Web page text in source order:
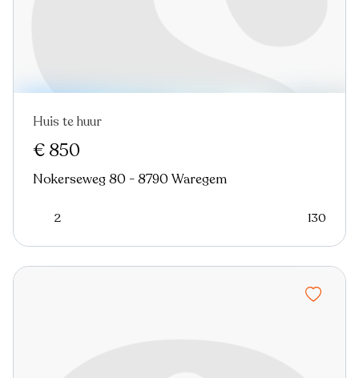
Huis te huur
€ 850
Nokerseweg 80 - 8790 Waregem
2 130